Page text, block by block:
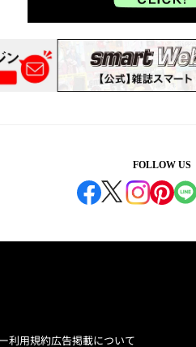
FOLLOW US
利用規約広告掲載について